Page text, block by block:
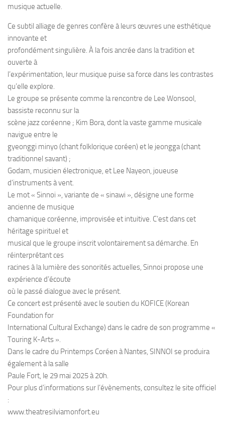
musique actuelle.
Ce subtil alliage de genres confère à leurs œuvres une esthétique
innovante et
profondément singulière. À la fois ancrée dans la tradition et
ouverte à
l’expérimentation, leur musique puise sa force dans les contrastes
qu’elle explore.
Le groupe se présente comme la rencontre de Lee Wonsool,
bassiste reconnu sur la
scène jazz coréenne ; Kim Bora, dont la vaste gamme musicale
navigue entre le
gyeonggi minyo (chant folklorique coréen) et le jeongga (chant
traditionnel savant) ;
Godam, musicien électronique, et Lee Nayeon, joueuse
d’instruments à vent.
Le mot « Sinnoi », variante de « sinawi », désigne une forme
ancienne de musique
chamanique coréenne, improvisée et intuitive. C’est dans cet
héritage spirituel et
musical que le groupe inscrit volontairement sa démarche. En
réinterprétant ces
racines à la lumière des sonorités actuelles, Sinnoi propose une
expérience d’écoute
où le passé dialogue avec le présent.
Ce concert est présenté avec le soutien du KOFICE (Korean
Foundation for
International Cultural Exchange) dans le cadre de son programme «
Touring K-Arts ».
Dans le cadre du Printemps Coréen à Nantes, SINNOI se produira
également à la salle
Paule Fort, le 29 mai 2025 à 20h.
Pour plus d’informations sur l’évènements, consultez le site officiel
:
www.theatresilviamonfort.eu